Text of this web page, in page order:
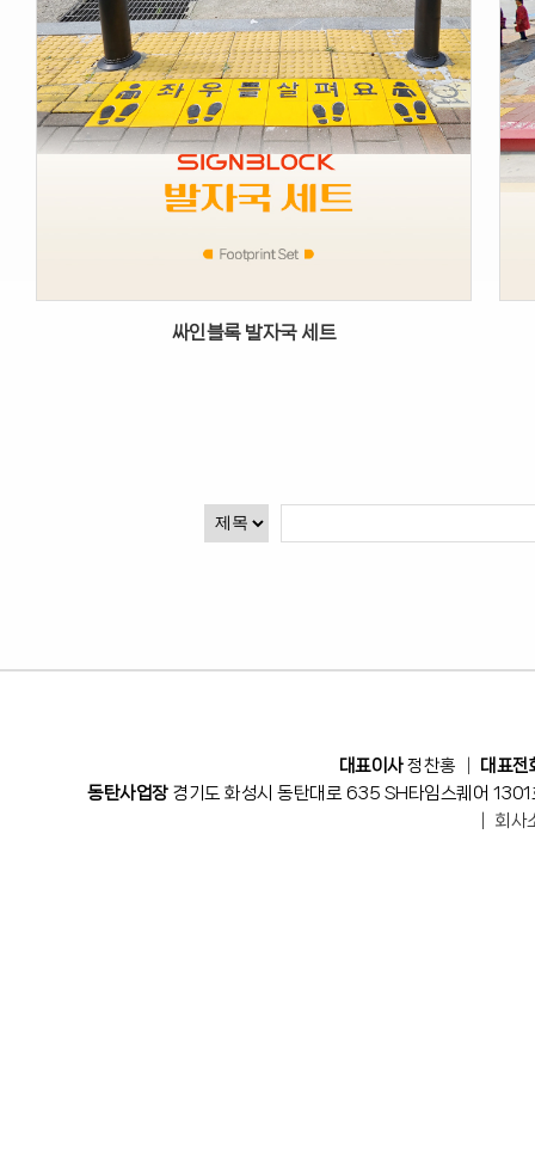
싸인블록 발자국 세트
대표이사정찬홍 │
대표전
동탄사업장경기도 화성시 동탄대로 635 SH타임스퀘어
회사